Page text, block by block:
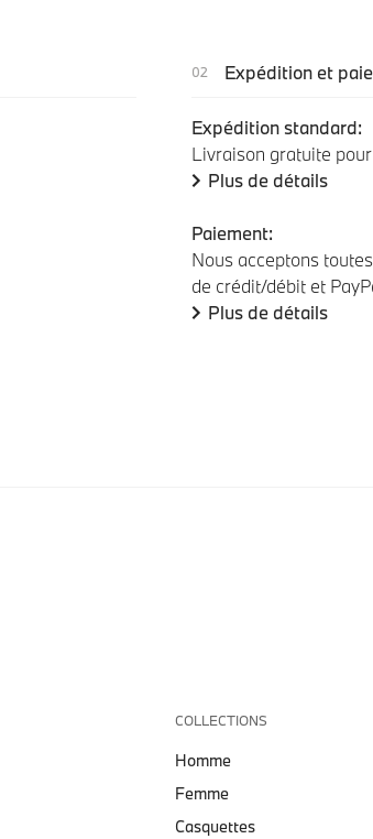
Expédition et
Expédition standard:
Livraison gratuite
Plus de détails
Paiement:
Nous acceptons
de crédit/débit et
Plus de détails
COLLECTIONS
Homme
Femme
Casquettes